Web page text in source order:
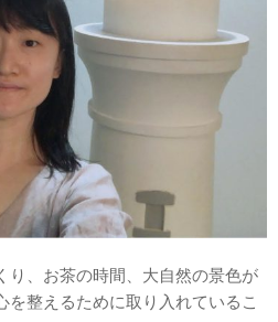
り、お茶の時間、大自然の景色が
を整えるために取り入れているこ